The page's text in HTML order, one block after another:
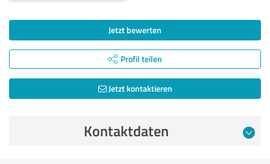
Jetzt bewerten
Profil teilen
Jetzt kontaktieren
Kontaktdaten